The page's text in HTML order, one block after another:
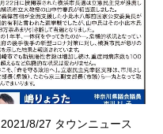
2021/8/27 タウンニュース